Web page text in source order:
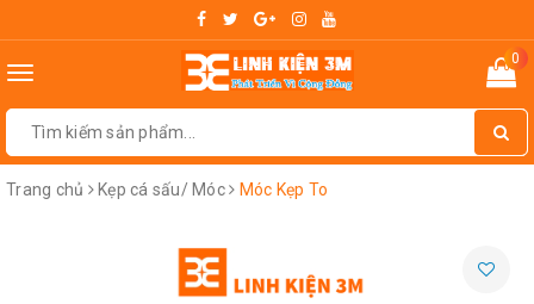
Toggle
0
Trang chủ Kẹp cá sấu/ Móc Móc Kẹp To